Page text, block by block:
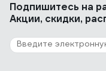
Подпишитесь на
Акции, скидки,